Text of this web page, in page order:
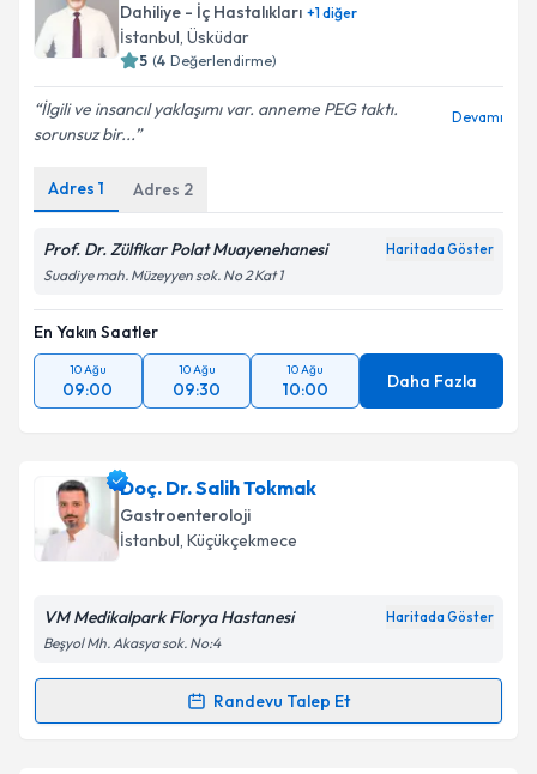
Dahiliye - İç Hastalıkları +1diğer
İstanbul, Üsküdar
5 (4 Değerlendirme)
İlgili ve insancıl yaklaşımı var. anneme PEG taktı.
sorunsuz bir...
Devamı
Adres 1 Adres 2
Prof. Dr. Zülfikar Polat Muayenehanesi Haritada Göster
Suadiye mah. Müzeyyen sok. No 2 Kat 1
En Yakın Saatler
10 Ağu
09:00
10 Ağu
09:30
10 Ağu
10:00 Daha Fazla
Doç. Dr. Salih Tokmak
Gastroenteroloji
İstanbul, Küçükçekmece
VM Medikalpark Florya Hastanesi Haritada Göster
Beşyol Mh. Akasya sok. No:4
Randevu Talep Et
Randevu Takvimi Talebi